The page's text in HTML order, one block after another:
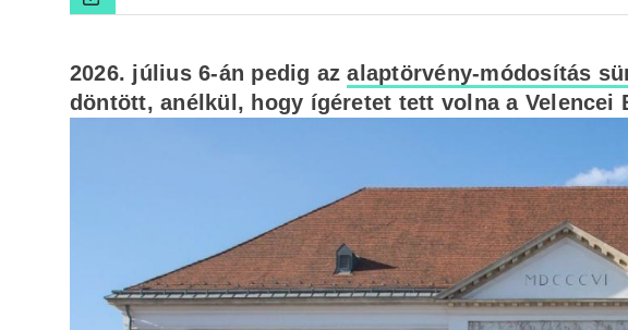
2026. július 6-án pedig azalaptörvény-módosítás
döntött, anélkül, hogy ígéretet tett volna a Velencei